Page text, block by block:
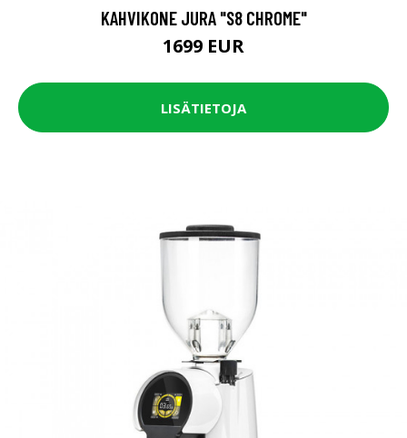
KAHVIKONE JURA "S8 CHROME"
1699 EUR
LISÄTIETOJA